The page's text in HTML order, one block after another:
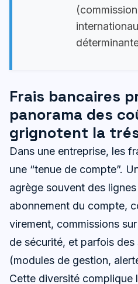
Frais bancaires
panorama des
grignotent la
Dans une entreprise, les
une “tenue de compte”.
agrège souvent des
abonnement du compte,
virement, commissions
de sécurité, et parfois des
(modules de gestion,
Cette diversité complique